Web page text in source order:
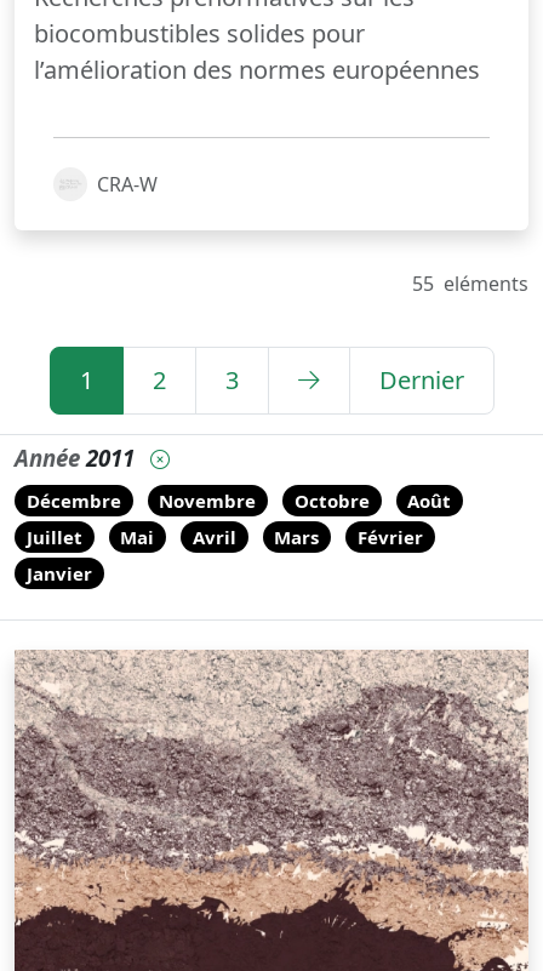
biocombustibles solides pour
l’amélioration des normes européennes
CRA-W
55 eléments
1 2 3 Dernier
Année2011
Décembre Novembre Octobre
Août
Juillet
Mai Avril Mars
Février
Janvier